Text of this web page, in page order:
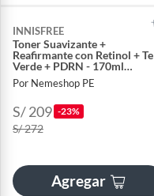
INNISFREE
Toner Suavizante +
Reafirmante con Retinol + Te
Verde + PDRN - 170ml
Innsifree
Por Nemeshop PE
S/ 209 -23%
S/ 272
Agregar